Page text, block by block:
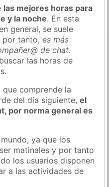
las mejores horas para
y la noche. En esta
general, se suele
por tanto,es más
de chat.
las horas de
comprende la
del día siguiente,el
por norma general es
ya que los
matinales y por tanto
los usuarios disponen
a las actividades de